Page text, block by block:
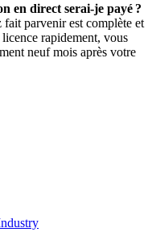
en direct serai-je payé ?
parvenir est complète et
rapidement, vous
neuf mois après votre